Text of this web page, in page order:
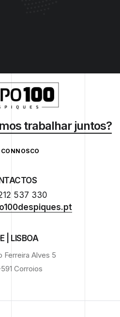
trabalhar juntos?
CONNOSCO
537 330
| LISBOA
Ferreira Alves 5
Corroios